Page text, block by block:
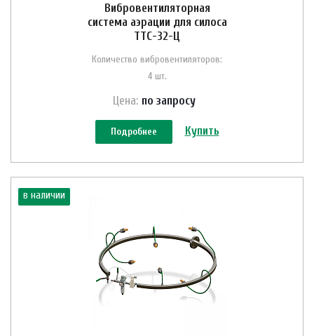
Вибровентиляторная
система аэрации для силоса
ТТС-32-Ц
Количество вибровентиляторов:
4 шт.
Цена: по запросу
Подробнее Купить
в наличии